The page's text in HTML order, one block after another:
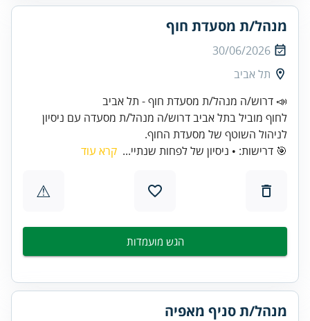
מנהל/ת מסעדת חוף
30/06/2026
תל אביב
לחוף מוביל בתל אביב דרוש/ה מנהל/ת מסעדה עם ניסיון
לניהול השוטף של מסעדת החוף.
🎯 דרישות: • ניסיון של לפחות שנתיי... קרא עוד
⚠
הגש מועמדות
מנהל/ת סניף מאפיה